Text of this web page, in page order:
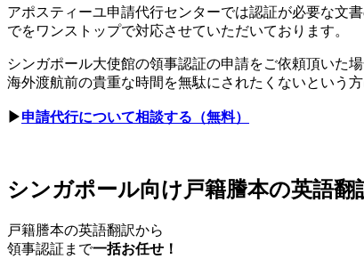
アポスティーユ申請代行センターでは認証が必要な文
でをワンストップで対応させていただいております。
シンガポール大使館の領事認証の申請をご依頼頂いた
海外渡航前の貴重な時間を無駄にされたくないという
▶申請代行について相談する（無料）
シンガポール向け戸籍謄本の英語
戸籍謄本の英語翻訳から
領事認証まで一括お任せ！